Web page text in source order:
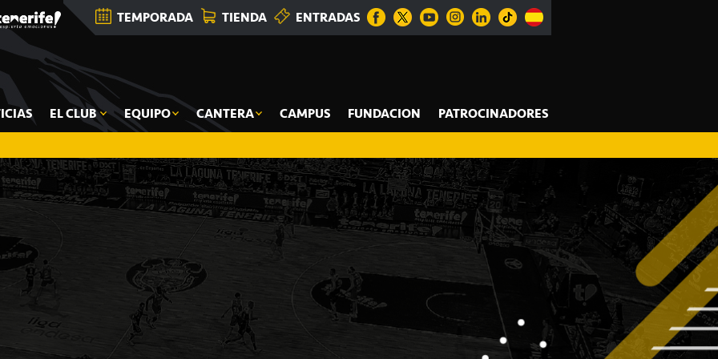
TEMPORADA TIENDA ENTRADAS
EL CLUB EQUIPO CANTERA CAMPUS FUNDACION PATROCINADORES